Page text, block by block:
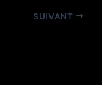
SUIVANT